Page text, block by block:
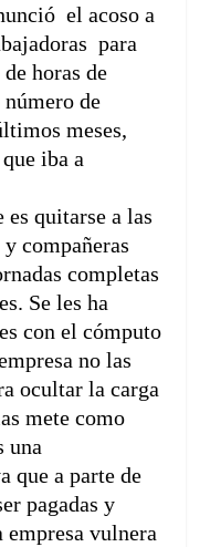
el acoso a
para
horas de
de
meses,
iba a
es quitarse a las
compañeras
completas
Se les ha
con el cómputo
no las
ocultar la carga
mete como
una
que a parte de
pagadas y
empresa vulnera